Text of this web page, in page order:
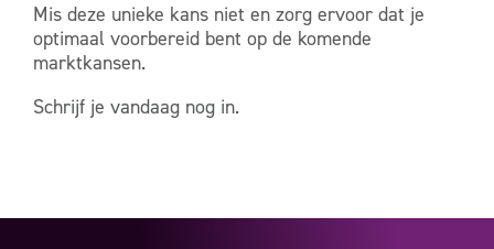
Mis deze unieke kans niet en zorg ervoor dat je
optimaal voorbereid bent op de komende
marktkansen.
Schrijf je vandaag nog in.